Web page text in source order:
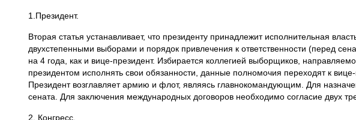
1.Президент.
Вторая статья устанавливает, что президенту принадлежит исполнительная
двухстепенными выборами и порядок привлечения к ответственности (перед
на 4 года, как и вице-президент. Избирается коллегией выборщиков,
президентом исполнять свои обязанности, данные полномочия переходят к
Президент возглавляет армию и флот, являясь главнокомандующим. Для
сената. Для заключения международных договоров необходимо согласие двух
2. Конгресс.